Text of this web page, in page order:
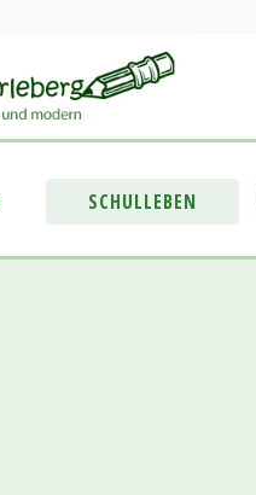
SCHULLEBEN